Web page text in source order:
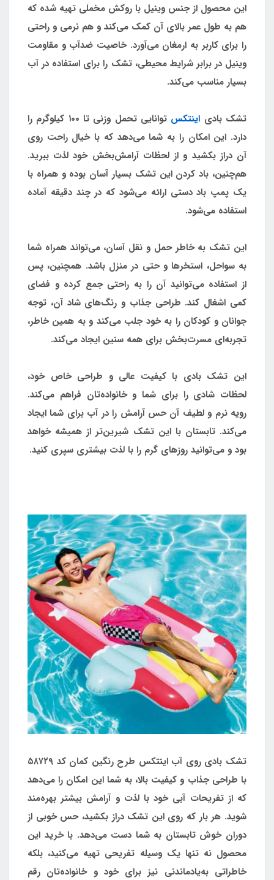
این محصول از جنس وینیل با روکش مخملی تهیه شده که
هم به طول عمر بالای آن کمک می‌کند و هم نرمی و راحتی
را برای کاربر به ارمغان می‌آورد. خاصیت ضدآب و مقاومت
وینیل در برابر شرایط محیطی، تشک را برای استفاده در آب
بسیار مناسب می‌کند.
تشک بادی اینتکس
توانایی تحمل وزنی تا ۱۰۰ کیلوگرم را
دارد. این امکان را به شما می‌دهد که با خیال راحت روی
آن دراز بکشید و از لحظات آرامش‌بخش خود لذت ببرید.
هم‌چنین، باد کردن این تشک بسیار آسان بوده و همراه با
یک پمپ باد دستی ارائه می‌شود که در چند دقیقه آماده
استفاده می‌شود.
این تشک به خاطر حمل و نقل آسان، می‌تواند همراه شما
به سواحل، استخرها و حتی در منزل باشد. همچنین، پس
از استفاده می‌توانید آن را به راحتی جمع کرده و فضای
کمی اشغال کند. طراحی جذاب و رنگ‌های شاد آن، توجه
جوانان و کودکان را به خود جلب می‌کند و به همین خاطر،
تجربه‌ای مسرت‌بخش برای همه سنین ایجاد می‌کند.
این تشک بادی با کیفیت عالی و طراحی خاص خود،
لحظات شادی را برای شما و خانواده‌تان فراهم می‌کند.
رویه نرم و لطیف آن حس آرامش را در آب برای شما ایجاد
می‌کند. تابستان با این تشک شیرین‌تر از همیشه خواهد
بود و می‌توانید روزهای گرم را با لذت بیشتری سپری کنید.
تشک بادی روی آب اینتکس طرح رنگین کمان کد ۵۸۷۲۹
با طراحی جذاب و کیفیت بالا، به شما این امکان را می‌دهد
که از تفریحات آبی خود با لذت و آرامش بیشتر بهره‌مند
شوید. هر بار که روی این تشک دراز بکشید، حس خوبی از
دوران خوش تابستان به شما دست می‌دهد. با خرید این
محصول نه تنها یک وسیله تفریحی تهیه می‌کنید، بلکه
خاطراتی به‌یادماندنی نیز برای خود و خانواده‌تان رقم